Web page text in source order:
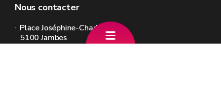
Nous contacter
Place Joséphine-Charlotte, 2
5100 Jambes